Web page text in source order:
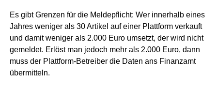
Es gibt Grenzen für die Meldepflicht: Wer innerhalb eines
Jahres weniger als 30 Artikel auf einer Plattform verkauft
und damit weniger als 2.000 Euro umsetzt, der wird nicht
gemeldet. Erlöst man jedoch mehr als 2.000 Euro, dann
muss der Plattform-Betreiber die Daten ans Finanzamt
übermitteln.